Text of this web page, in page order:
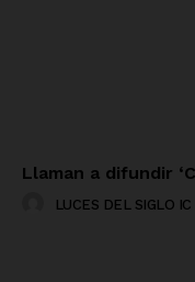
Llaman a difundir
LUCES DEL SIGLO IC